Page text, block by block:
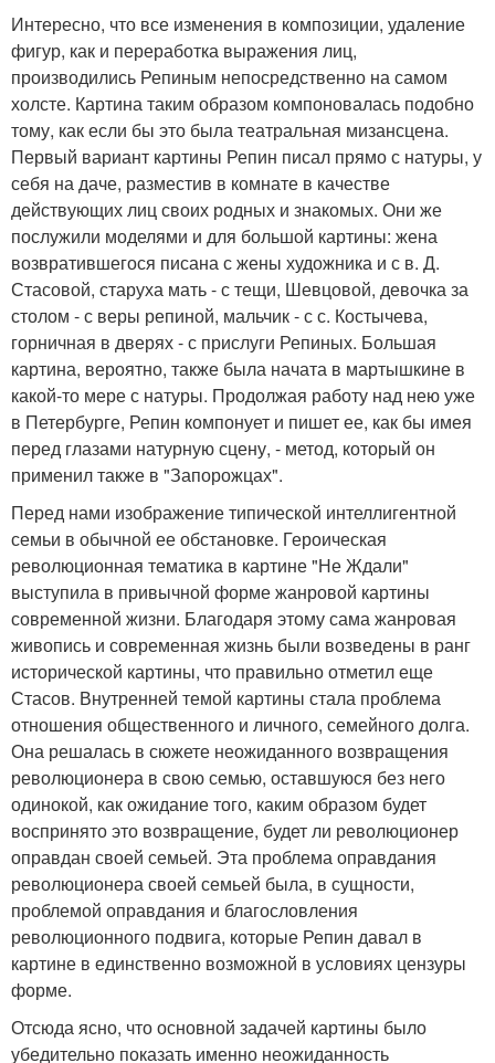
Интересно, что все изменения в композиции, удаление
фигур, как и переработка выражения лиц,
производились Репиным непосредственно на самом
холсте. Картина таким образом компоновалась подобно
тому, как если бы это была театральная мизансцена.
Первый вариант картины Репин писал прямо с натуры, у
себя на даче, разместив в комнате в качестве
действующих лиц своих родных и знакомых. Они же
послужили моделями и для большой картины: жена
возвратившегося писана с жены художника и с в. Д.
Стасовой, старуха мать - с тещи, Шевцовой, девочка за
столом - с веры репиной, мальчик - с с. Костычева,
горничная в дверях - с прислуги Репиных. Большая
картина, вероятно, также была начата в мартышкине в
какой-то мере с натуры. Продолжая работу над нею уже
в Петербурге, Репин компонует и пишет ее, как бы имея
перед глазами натурную сцену, - метод, который он
применил также в "Запорожцах".
Перед нами изображение типической интеллигентной
семьи в обычной ее обстановке. Героическая
революционная тематика в картине "Не Ждали"
выступила в привычной форме жанровой картины
современной жизни. Благодаря этому сама жанровая
живопись и современная жизнь были возведены в ранг
исторической картины, что правильно отметил еще
Стасов. Внутренней темой картины стала проблема
отношения общественного и личного, семейного долга.
Она решалась в сюжете неожиданного возвращения
революционера в свою семью, оставшуюся без него
одинокой, как ожидание того, каким образом будет
воспринято это возвращение, будет ли революционер
оправдан своей семьей. Эта проблема оправдания
революционера своей семьей была, в сущности,
проблемой оправдания и благословления
революционного подвига, которые Репин давал в
картине в единственно возможной в условиях цензуры
форме.
Отсюда ясно, что основной задачей картины было
убедительно показать именно неожиданность